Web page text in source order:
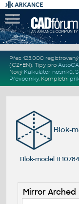
Přes 123.000
(CZ+EN). Tipy pro
Nový Kalkulátor nosníků,
Převodníky. Kompletní
Blok-
Blok-model #10784
Mirror Arched